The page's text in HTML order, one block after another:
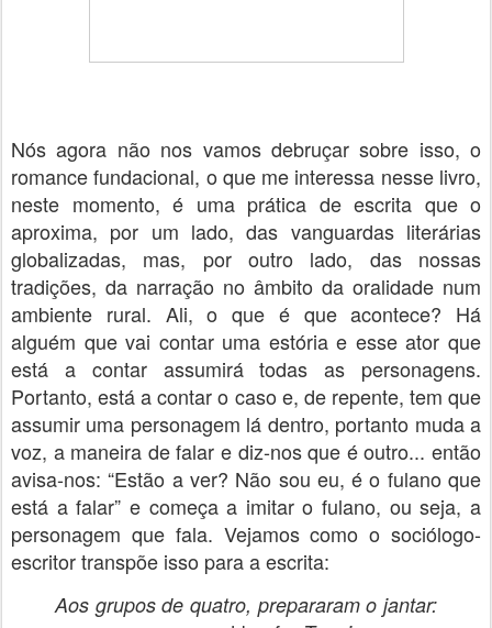
Nós agora não nos vamos debruçar sobre isso, o
romance fundacional, o que me interessa nesse livro,
neste momento, é uma prática de escrita que o
aproxima, por um lado, das vanguardas literárias
globalizadas, mas, por outro lado, das nossas
tradições, da narração no âmbito da oralidade num
ambiente rural. Ali, o que é que acontece? Há
alguém que vai contar uma estória e esse ator que
está a contar assumirá todas as personagens.
Portanto, está a contar o caso e, de repente, tem que
assumir uma personagem lá dentro, portanto muda a
voz, a maneira de falar e diz-nos que é outro... então
avisa-nos: “Estão a ver? Não sou eu, é o fulano que
está a falar” e começa a imitar o fulano, ou seja, a
personagem que fala. Vejamos como o sociólogo-
escritor transpõe isso para a escrita:
Aos grupos de quatro, prepararam o jantar: